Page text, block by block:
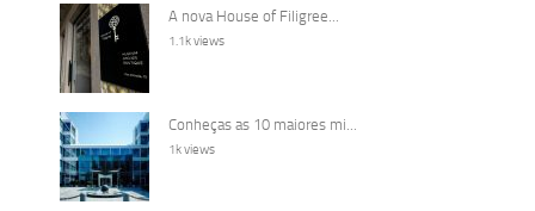
A nova House of Filigree...
1.1k views
Conheças as 10 maiores mi...
1k views